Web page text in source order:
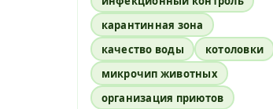
карантинная зона
качество воды
котоловки
микрочип животных
организация приютов